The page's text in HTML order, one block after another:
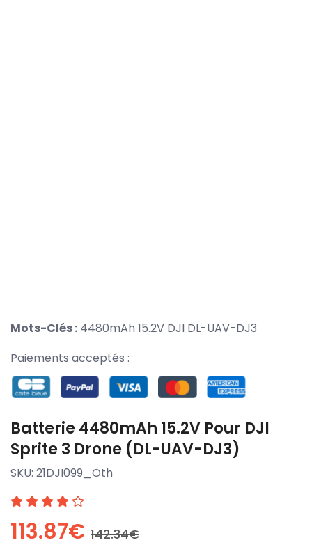
Mots-Clés : 4480mAh 15.2V DJI DL-UAV-DJ3
Paiements acceptés :
Batterie 4480mAh 15.2V Pour DJI
Sprite 3 Drone (DL-UAV-DJ3)
SKU: 21DJI099_Oth
113.87€ 142.34€